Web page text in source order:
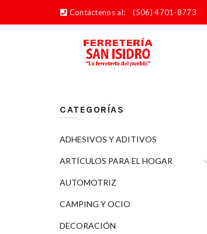
Contáctenos al: (506) 4701-8773
CATEGORÍAS
ADHESIVOS Y ADITIVOS
ARTÍCULOS PARA EL HOGAR
AUTOMOTRIZ
CAMPING Y OCIO
DECORACIÓN